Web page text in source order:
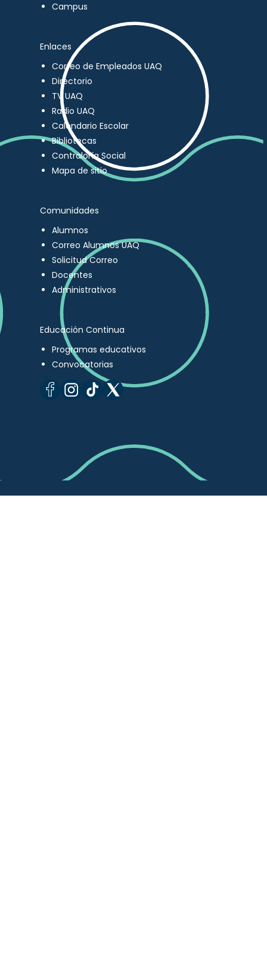
Campus
Enlaces
Correo de Empleados UAQ
Directorio
TV UAQ
Radio UAQ
Calendario Escolar
Bibliotecas
Contraloría Social
Mapa de sitio
Comunidades
Alumnos
Correo Alumnos UAQ
Solicitud Correo
Docentes
Administrativos
Educación Continua
Programas educativos
Convocatorias